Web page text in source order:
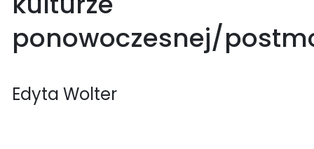
ponowoczesnej/
Edyta Wolter